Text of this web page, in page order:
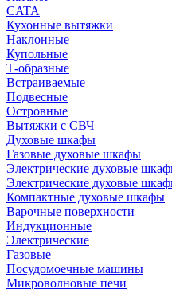
CATA
Кухонные вытяжки
Наклонные
Купольные
Т-образные
Встраиваемые
Подвесные
Островные
Вытяжки с СВЧ
Духовые шкафы
Газовые духовые шкафы
Электрические духовые
Электрические духовые
Компактные духовые шкафы
Варочные поверхности
Индукционные
Электрические
Газовые
Посудомоечные машины
Микроволновые печи